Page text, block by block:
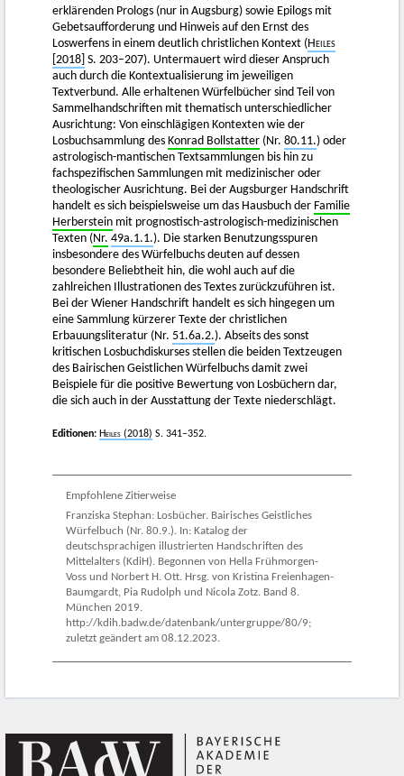
erklärenden Prologs (nur in Augsburg) sowie Epilogs mit
Gebetsaufforderung und Hinweis auf den Ernst des
Loswerfens in einem deutlich christlichen Kontext (Heiles
[2018] S. 203–207). Untermauert wird dieser Anspruch
auch durch die Kontextualisierung im jeweiligen
Textverbund. Alle erhaltenen Würfelbücher sind Teil von
Sammelhandschriften mit thematisch unterschiedlicher
Ausrichtung: Von einschlägigen Kontexten wie der
Losbuchsammlung des Konrad Bollstatter (Nr. 80.11.) oder
astrologisch-mantischen Textsammlungen bis hin zu
fachspezifischen Sammlungen mit medizinischer oder
theologischer Ausrichtung. Bei der Augsburger Handschrift
handelt es sich beispielsweise um das Hausbuch der Familie
Herberstein mit prognostisch-astrologisch-medizinischen
Texten (Nr. 49a.1.1.). Die starken Benutzungsspuren
insbesondere des Würfelbuchs deuten auf dessen
besondere Beliebtheit hin, die wohl auch auf die
zahlreichen Illustrationen des Textes zurückzuführen ist.
Bei der Wiener Handschrift handelt es sich hingegen um
eine Sammlung kürzerer Texte der christlichen
Erbauungsliteratur (Nr. 51.6a.2.). Abseits des sonst
kritischen Losbuchdiskurses stellen die beiden Textzeugen
des Bairischen Geistlichen Würfelbuchs damit zwei
Beispiele für die positive Bewertung von Losbüchern dar,
die sich auch in der Ausstattung der Texte niederschlägt.
Editionen: Heiles (2018) S. 341–352.
Empfohlene Zitierweise
Franziska Stephan: Losbücher. Bairisches Geistliches
Würfelbuch (Nr. 80.9.). In: Katalog der
deutschsprachigen illustrierten Handschriften des
Mittelalters (KdiH). Begonnen von Hella Frühmorgen-
Voss und Norbert H. Ott. Hrsg. von Kristina Freienhagen-
Baumgardt, Pia Rudolph und Nicola Zotz. Band 8.
München 2019.
http://kdih.badw.de/datenbank/untergruppe/80/9;
zuletzt geändert am 08.12.2023.